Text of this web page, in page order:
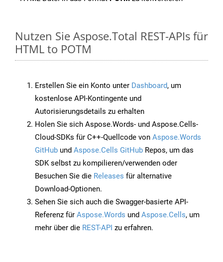
Nutzen Sie Aspose.Total REST-APIs für
HTML to POTM
Erstellen Sie ein Konto unter Dashboard, um
kostenlose API-Kontingente und
Autorisierungsdetails zu erhalten
Holen Sie sich Aspose.Words- und Aspose.Cells-
Cloud-SDKs für C++-Quellcode von Aspose.Words
GitHub und Aspose.Cells GitHub Repos, um das
SDK selbst zu kompilieren/verwenden oder
Besuchen Sie die Releases für alternative
Download-Optionen.
Sehen Sie sich auch die Swagger-basierte API-
Referenz für Aspose.Words und Aspose.Cells, um
mehr über die REST-API zu erfahren.